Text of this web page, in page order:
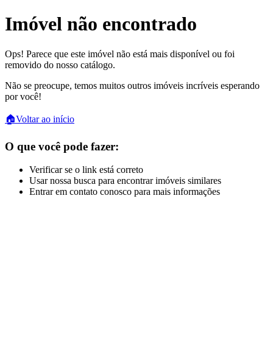
Imóvel não encontrado
Ops! Parece que este imóvel não está mais disponível ou foi
removido do nosso catálogo.
Não se preocupe, temos muitos outros imóveis incríveis esperando
por você!
🏠Voltar ao início
O que você pode fazer:
Verificar se o link está correto
Usar nossa busca para encontrar imóveis similares
Entrar em contato conosco para mais informações